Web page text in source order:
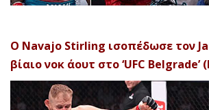
Ο Navajo Stirling ισοπέδωσε τον
βίαιο νοκ άουτ στο ‘UFC Belgrade’